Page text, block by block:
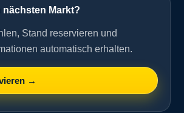
nächsten Markt?
Stand reservieren und
automatisch erhalten.
→